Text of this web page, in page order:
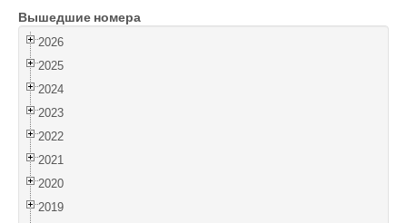
Войти
Вышедшие номера
2026
2025
2024
2023
2022
2021
2020
2019